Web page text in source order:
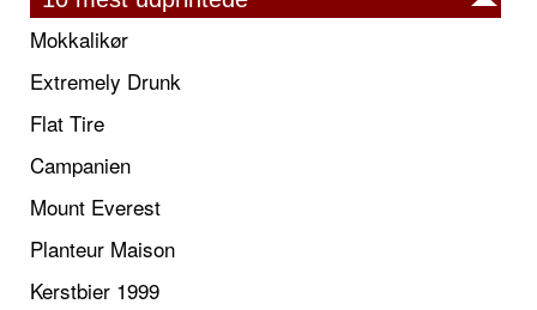
Mokkalikør
Extremely Drunk
Flat Tire
Campanien
Mount Everest
Planteur Maison
Kerstbier 1999